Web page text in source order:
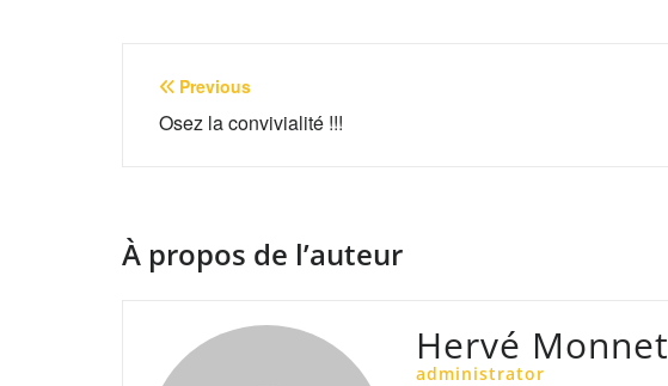
Navigation
de
Previous
Osez la convivialité !!!
À propos de l’auteur
Hervé Monnet
administrator